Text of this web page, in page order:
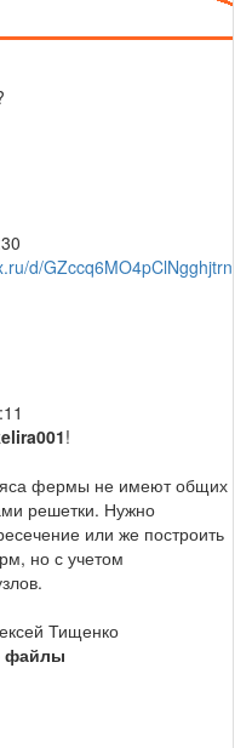
d/GZccq6MO4pClNgghjtrn
!
фермы не имеют общих
решетки. Нужно
или же построить
но с учетом
Тищенко
файлы